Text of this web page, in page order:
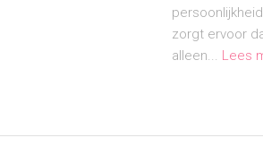
zorgt ervoor
alleen... Lees